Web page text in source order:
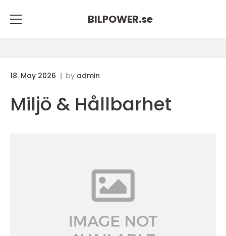
BILPOWER.se
18. May 2026 by admin
Miljö & Hållbarhet